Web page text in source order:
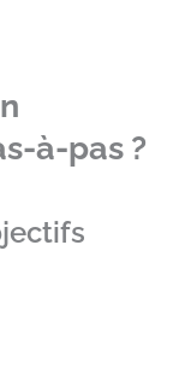
à-pas ?